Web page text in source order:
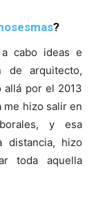
?
cabo ideas e
de arquitecto,
por el 2013
me hizo salir en
y esa
distancia, hizo
toda aquella